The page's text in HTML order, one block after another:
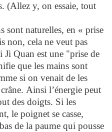
(Allez y, on essaie, tout
naturelles, en « prise
non, cela ne veut pas
Ji Quan est une "prise de
que les mains sont
si on venait de les
Ainsi l’énergie peut
des doigts. Si les
le poignet se casse,
de la paume qui pousse